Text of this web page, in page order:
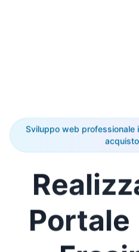
Sviluppo web
Portale